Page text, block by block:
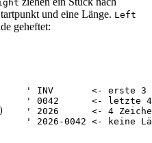
und eine Länge. Left
geheftet:
' INV       <- erste 3
' 0042      <- letzte
' 2026      <- 4
' 2026-0042 <- keine